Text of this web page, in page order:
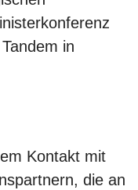
in
Kontakt mit
die an